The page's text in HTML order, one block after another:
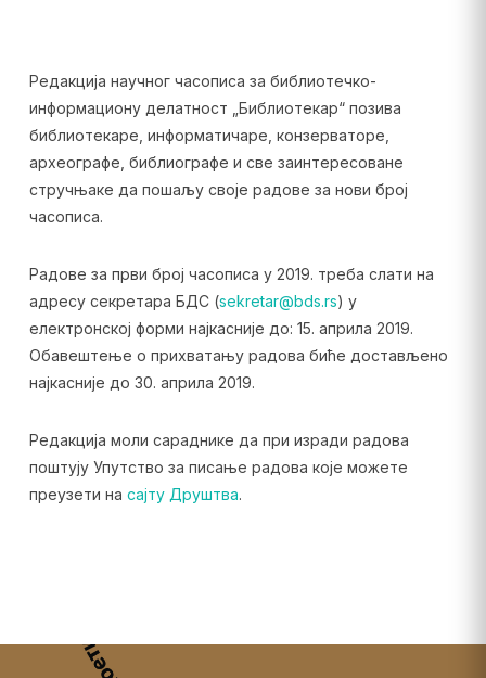
Редакција научног часописа за библиотечко-
информациону делатност „Библиотекар“ позива
библиотекаре, информатичаре, конзерваторе,
археографе, библиографе и све заинтересоване
стручњаке да пошаљу своје радове за нови број
часописа.
Радове за први број часописа у 2019. треба слати на
адресу секретара БДС (sekretar@bds.rs) у
електронској форми најкасније до: 15. априла 2019.
Обавештење о прихватању радова биће достављено
најкасније до 30. априла 2019.
Редакција моли сараднике да при изради радова
поштују Упутство за писање радова које можете
преузети на сајту Друштва.